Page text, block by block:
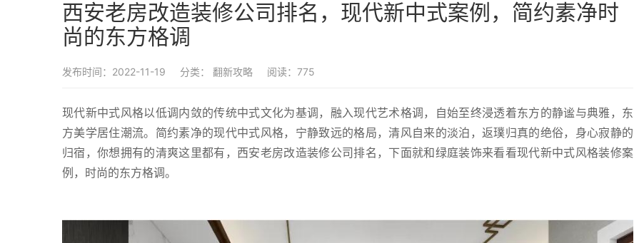
西安老房改造装修公司排名，现代新中式案例，简约素净时
尚的东方格调
发布时间：2022-11-19 分类： 翻新攻略 阅读：775
现代新中式风格以低调内敛的传统中式文化为基调，融入现代艺术格调，自始至终浸透着东方的静谧与典雅，东
方美学居住潮流。简约素净的现代中式风格，宁静致远的格局，清风自来的淡泊，返璞归真的绝俗，身心寂静的
归宿，你想拥有的清爽这里都有，西安老房改造装修公司排名，下面就和绿庭装饰来看看现代新中式风格装修案
例，时尚的东方格调。